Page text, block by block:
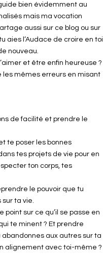
bien évidemment au
mais ma vocation
aussi sur ce blog ou sur
aies l’Audace de croire en toi
nouveau.
et être enfin heureuse ?
mêmes erreurs en misant
de facilité et prendre le
te poser les bonnes
tes projets de vie pour en
ton corps, tes
le pouvoir que tu
ta vie.
point sur ce qu’il se passe en
te minent ? Et prendre
aux autres sur ta
alignement avec toi-même ?